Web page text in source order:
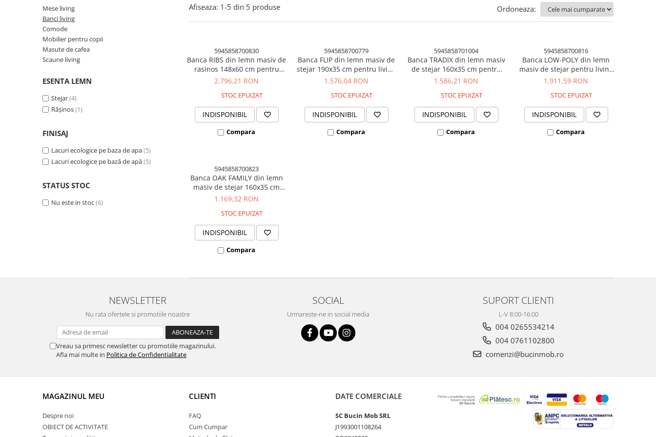
Mese living
Banci living
Comode
Mobilier pentru copii
Masute de cafea
Scaune living
ESENTA LEMN
Stejar(4)
Rășinos(1)
FINISAJ
Lacuri ecologice pe baza de apa(5)
Lacuri ecologice pe bază de apă(5)
STATUS STOC
Nu este in stoc(6)
Afiseaza: 1-5 din 5 produse Ordoneaza:
5945858700830
Banca RIBS din lemn masiv de
rasinos 148x60 cm pentru
living culoare natur
2.796,21 RON
STOC EPUIZAT
INDISPONIBIL
Compara
5945858700779
Banca FLIP din lemn masiv de
stejar 190x35 cm pentru living
culoare natur
1.576,04 RON
STOC EPUIZAT
INDISPONIBIL
Compara
5945858701004
Banca TRADIX din lemn masiv
de stejar 160x35 cm pentru
living culoare natur
1.586,21 RON
STOC EPUIZAT
INDISPONIBIL
Compara
5945858700816
Banca LOW-POLY din lemn
masiv de stejar pentru living
culoare natur
1.911,59 RON
STOC EPUIZAT
INDISPONIBIL
Compara
5945858700823
Banca OAK FAMILY din lemn
masiv de stejar 160x35 cm
pentru living culoare natur
1.169,32 RON
STOC EPUIZAT
INDISPONIBIL
Compara
NEWSLETTER
Nu rata ofertele si promotiile noastre
Vreau sa primesc newsletter cu promotiile magazinului.
Afla mai multe in Politica de Confidentialitate
SOCIAL
Urmareste-ne in social media
SUPORT CLIENTI
L-V 8:00-16:00
004 0265534214
004 0761102800
comenzi@bucinmob.ro
MAGAZINUL MEU
Despre noi
OBIECT DE ACTIVITATE
CLIENTI
FAQ
Cum Cumpar
DATE COMERCIALE
SC Bucin Mob SRL
J1993001108264